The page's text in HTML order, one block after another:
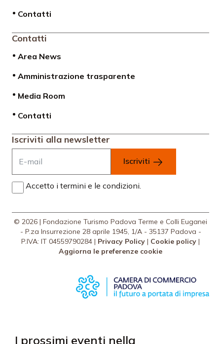
Contatti
Contatti
Area News
Amministrazione trasparente
Media Room
Contatti
Iscriviti alla newsletter
Iscriviti
Accetto i termini e le condizioni.
© 2026 | Fondazione Turismo Padova Terme e Colli Euganei
- P.za Insurrezione 28 aprile 1945, 1/A - 35137 Padova -
P.IVA: IT 04559790284 | Privacy Policy | Cookie policy |
Aggiorna le preferenze cookie
I prossimi eventi nella